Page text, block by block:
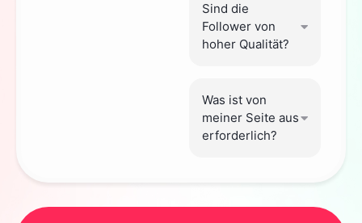
Sind die
Follower von
hoher Qualität?
Was ist von
meiner Seite aus
erforderlich?